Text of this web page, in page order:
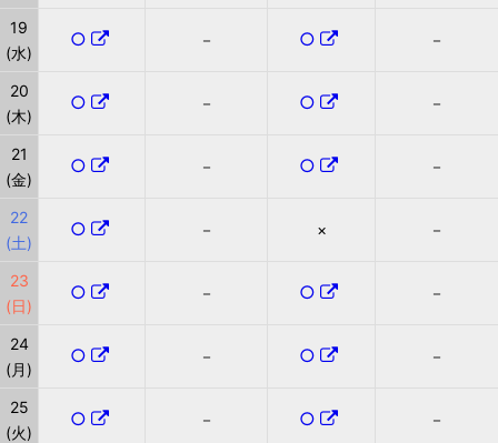
19
(水)
○ － ○ －
20
(木)
○ － ○ －
21
(金)
○ － ○ －
22
(土)
○ － × －
23
(日)
○ － ○ －
24
(月)
○ － ○ －
25
(火)
○ － ○ －